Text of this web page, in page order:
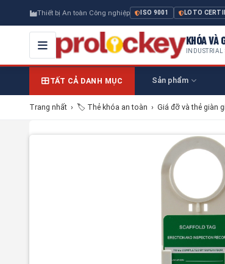
Thiết bị An toàn Công nghiệp ISO 9001 LOTO
KHÓA VÀ
TẤT CẢ DANH MỤC Sản phẩm
Trang nhất › 🏷️ Thẻ khóa an toàn › Giá đỡ và thẻ giàn